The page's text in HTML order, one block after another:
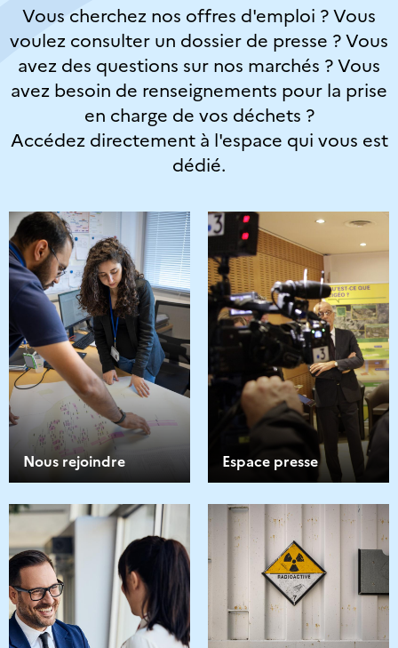
Vous cherchez nos offres d'emploi ? Vous
voulez consulter un dossier de presse ? Vous
avez des questions sur nos marchés ? Vous
avez besoin de renseignements pour la prise
en charge de vos déchets ?
Accédez directement à l'espace qui vous est
dédié.
Nous rejoindre Espace presse